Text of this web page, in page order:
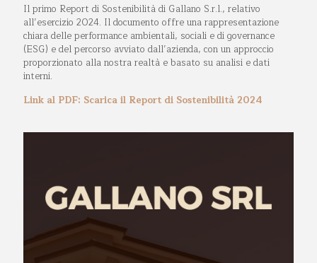
Il primo Report di Sostenibilità di Gallano S.r.l., relativo
all’esercizio 2024. Il documento offre una rappresentazione
chiara delle performance ambientali, sociali e di governance
(ESG) e del percorso avviato dall’azienda, con un approccio
proporzionato alla nostra realtà e basato su analisi e dati
interni.
Link al PDF: Scarica il Report di Sostenibilità 2024